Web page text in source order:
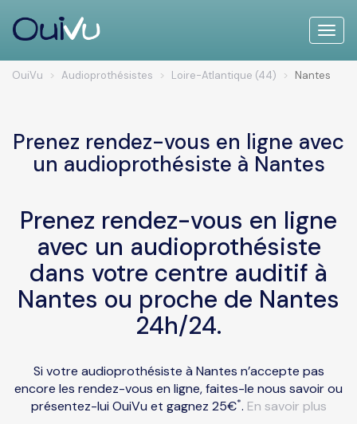
Toggle
OuiVu Audioprothésistes Loire-Atlantique (44) Nantes
Prenez rendez-vous en ligne avec
un audioprothésiste à Nantes
Prenez rendez-vous en ligne
avec un audioprothésiste
dans votre centre auditif à
Nantes ou proche de Nantes
24h/24.
Si votre audioprothésiste à Nantes n’accepte pas
encore les rendez-vous en ligne, faites-le nous savoir ou
présentez-lui OuiVu et gagnez 25€*. En savoir plus